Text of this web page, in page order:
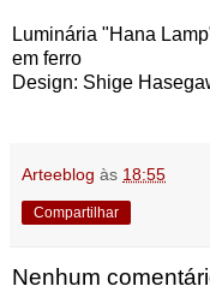
Luminária "Hana
em ferro
Design: Shige
Arteeblog às 18:55
Compartilhar
Nenhum